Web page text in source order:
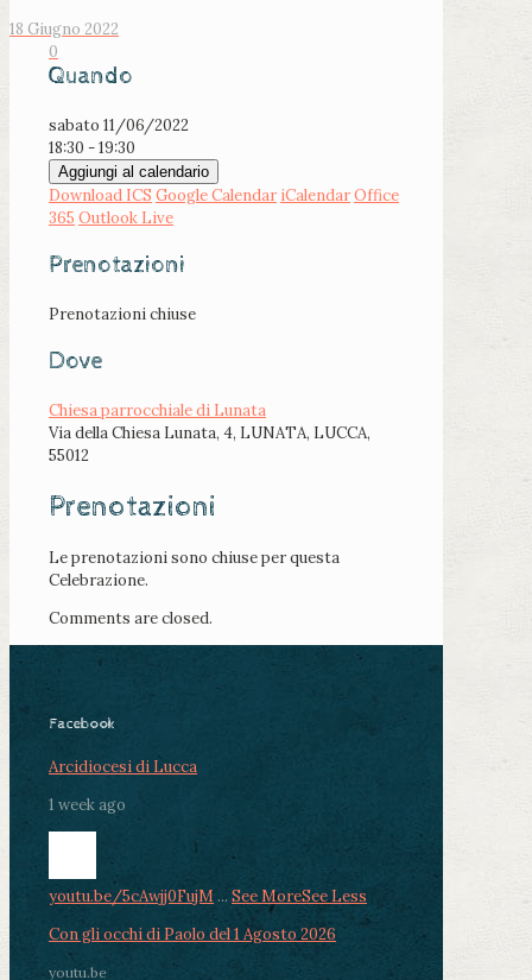
18 Giugno 2022
0
Quando
sabato 11/06/2022
18:30 - 19:30
Aggiungi al calendario
Download ICS Google Calendar iCalendarOffice
365 Outlook Live
Prenotazioni
Prenotazioni chiuse
Dove
Chiesa parrocchiale di Lunata
Via della Chiesa Lunata, 4, LUNATA, LUCCA,
55012
Prenotazioni
Le prenotazioni sono chiuse per questa
Celebrazione.
Comments are closed.
Facebook
Arcidiocesi di Lucca
1 week ago
youtu.be/5cAwjj0FujM ... See MoreSee Less
Con gli occhi di Paolo del 1 Agosto 2026
youtu.be